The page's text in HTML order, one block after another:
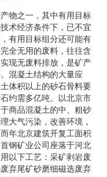
物之一，其中有用目标
术经济条件下，已不宜
有用目标组分还可能有
全无用的废料，往往含
现无废料排放，是矿产
混凝土结构的大量应
体积以上的砂石骨料要
约需多亿吨。以北京市
商品混凝土的中、粗砂
大气污染，改善环境，
年北京建筑开复工面积
钢矿业公司座落于河北
以下工艺：采矿剥岩废
弃尾矿砂磨细磁选废弃